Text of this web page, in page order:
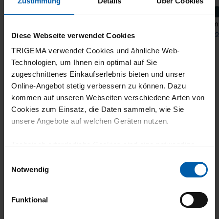
Diese Webseite verwendet Cookies
TRIGEMA verwendet Cookies und ähnliche Web-
Technologien, um Ihnen ein optimal auf Sie
zugeschnittenes Einkaufserlebnis bieten und unser
Online-Angebot stetig verbessern zu können. Dazu
kommen auf unseren Webseiten verschiedene Arten von
Cookies zum Einsatz, die Daten sammeln, wie Sie
unsere Angebote auf welchen Geräten nutzen.
grundlegende Funktionen wie etwa zur Auswahl und
gewährleisten.
Notwendig
Funktional
from 59,00 € from
climate-neutral
Family business